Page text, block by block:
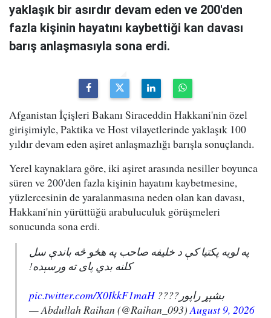
yaklaşık bir asırdır devam eden ve 200'den
fazla kişinin hayatını kaybettiği kan davası
barış anlaşmasıyla sona erdi.
Afganistan İçişleri Bakanı Siraceddin Hakkani'nin özel
girişimiyle, Paktika ve Host vilayetlerinde yaklaşık 100
yıldır devam eden aşiret anlaşmazlığı barışla sonuçlandı.
Yerel kaynaklara göre, iki aşiret arasında nesiller boyunca
süren ve 200'den fazla kişinin hayatını kaybetmesine,
yüzlercesinin de yaralanmasına neden olan kan davası,
Hakkani'nin yürüttüğü arabuluculuk görüşmeleri
sonucunda sona erdi.
په لویه پکتیا کې د خلیفه صاحب په هڅو څه باندې سل
کلنه بدي پای ته ورسېده!
بشپړ راپور????pic.twitter.com/X0IkkF1maH
— Abdullah Raihan (@Raihan_093)August 9, 2026